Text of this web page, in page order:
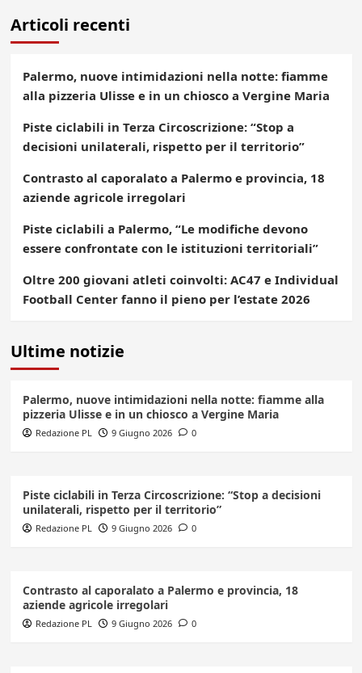
Articoli recenti
Palermo, nuove intimidazioni nella notte: fiamme
alla pizzeria Ulisse e in un chiosco a Vergine Maria
Piste ciclabili in Terza Circoscrizione: “Stop a
decisioni unilaterali, rispetto per il territorio”
Contrasto al caporalato a Palermo e provincia, 18
aziende agricole irregolari
Piste ciclabili a Palermo, “Le modifiche devono
essere confrontate con le istituzioni territoriali”
Oltre 200 giovani atleti coinvolti: AC47 e Individual
Football Center fanno il pieno per l’estate 2026
Ultime notizie
Palermo, nuove intimidazioni nella notte: fiamme alla
pizzeria Ulisse e in un chiosco a Vergine Maria
Redazione PL 9 Giugno 2026 0
Piste ciclabili in Terza Circoscrizione: “Stop a decisioni
unilaterali, rispetto per il territorio”
Redazione PL 9 Giugno 2026 0
Contrasto al caporalato a Palermo e provincia, 18
aziende agricole irregolari
Redazione PL 9 Giugno 2026 0